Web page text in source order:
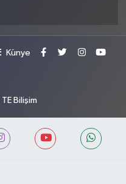
Künye
TE Bilişim